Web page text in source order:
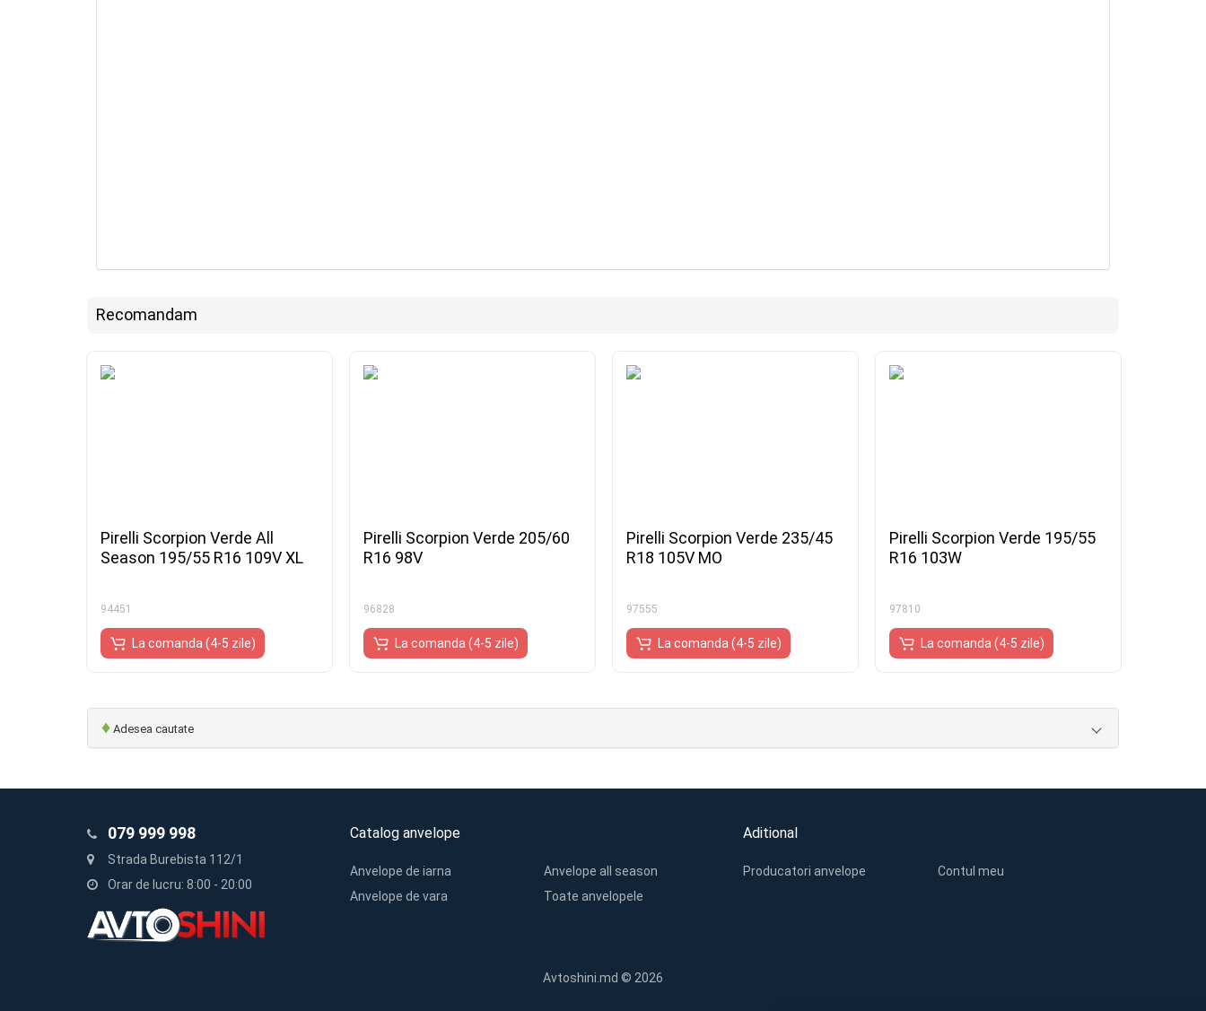
Recomandam
Pirelli Scorpion Verde All
Season 195/55 R16 109V XL
94451
La comanda (4-5 zile)
Pirelli Scorpion Verde 205/60
R16 98V
96828
La comanda (4-5 zile)
Pirelli Scorpion Verde 235/45
R18 105V MO
97555
La comanda (4-5 zile)
Pirelli Scorpion Verde 195/55
R16 103W
97810
La comanda (4-5 zile)
♦ Adesea cautate
079 999 998
Strada Burebista 112/1
Orar de lucru: 8:00 - 20:00
Catalog anvelope
Anvelope de iarna
Anvelope de vara
Anvelope all season
Toate anvelopele
Aditional
Producatori anvelope Contul meu
Avtoshini.md © 2026